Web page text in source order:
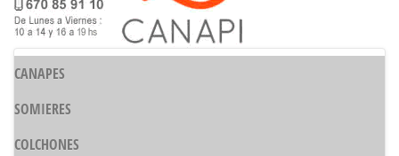
CANAPES
SOMIERES
COLCHONES